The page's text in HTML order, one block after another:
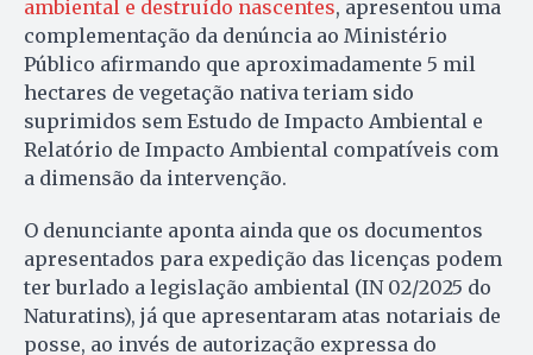
ambiental e destruído nascentes, apresentou uma
complementação da denúncia ao Ministério
Público afirmando que aproximadamente 5 mil
hectares de vegetação nativa teriam sido
suprimidos sem Estudo de Impacto Ambiental e
Relatório de Impacto Ambiental compatíveis com
a dimensão da intervenção.
O denunciante aponta ainda que os documentos
apresentados para expedição das licenças podem
ter burlado a legislação ambiental (IN 02/2025 do
Naturatins), já que apresentaram atas notariais de
posse, ao invés de autorização expressa do